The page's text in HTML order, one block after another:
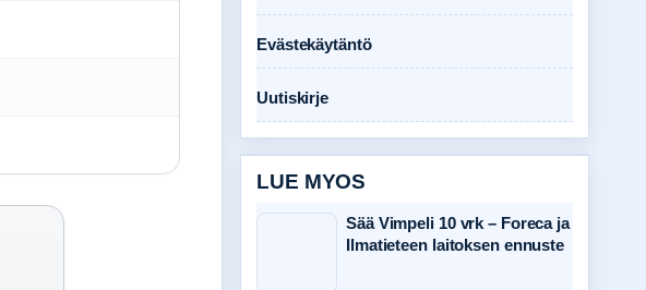
Evästekäytäntö
Uutiskirje
LUE MYOS
Sää Vimpeli 10 vrk – Foreca ja
Ilmatieteen laitoksen ennuste